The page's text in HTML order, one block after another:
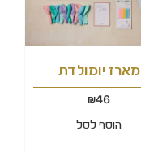
מארז יומולדת
46
₪
הוסף לסל